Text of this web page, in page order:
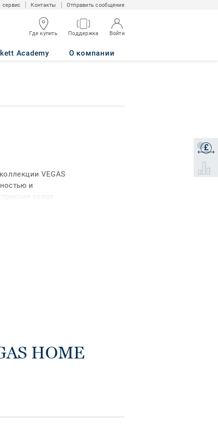
сервис Контакты Отправить сообщение
Где купить Поддержка Войти
Academy О компании
£
Select
VEGAS
и
ковра
HOME